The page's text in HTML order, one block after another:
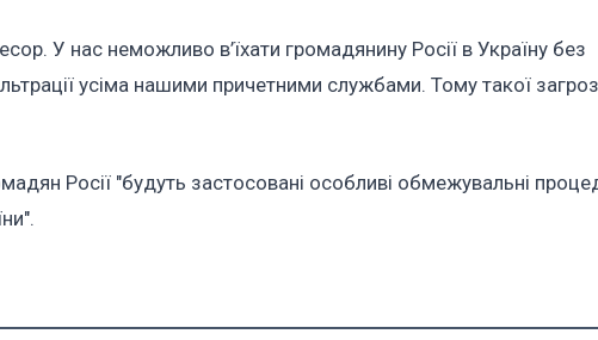
У нас неможливо в’їхати громадянину Росії в Україну без
усіма нашими причетними службами. Тому такої
Росії "будуть застосовані особливі обмежувальні